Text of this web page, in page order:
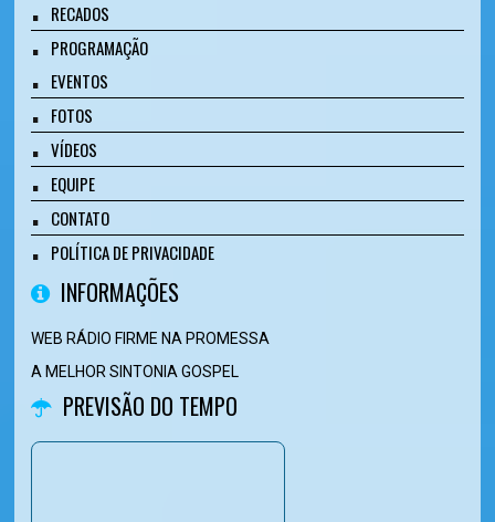
RECADOS
PROGRAMAÇÃO
EVENTOS
FOTOS
VÍDEOS
EQUIPE
CONTATO
POLÍTICA DE PRIVACIDADE
INFORMAÇÕES
WEB RÁDIO FIRME NA PROMESSA
A MELHOR SINTONIA GOSPEL
PREVISÃO DO TEMPO